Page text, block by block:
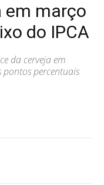
em março
do IPCA
da cerveja em
percentuais